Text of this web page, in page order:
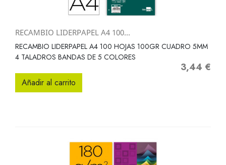
RECAMBIO LIDERPAPEL A4 100...
RECAMBIO LIDERPAPEL A4 100 HOJAS 100GR CUADRO 5MM
4 TALADROS BANDAS DE 5 COLORES
Precio
3,44 €
Añadir al carrito